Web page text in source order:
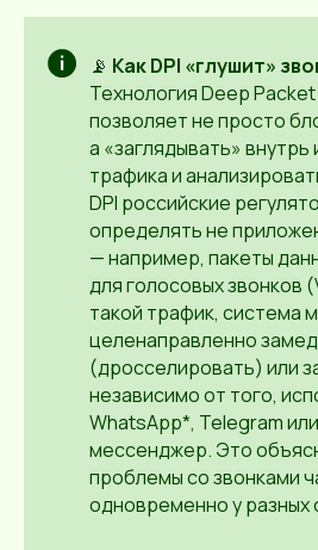
📡 Как DPI «глушит»
Технология Deep
позволяет не просто
а «заглядывать»
трафика и
DPI российские
определять не
— например, пакеты
для голосовых звонков
такой трафик, система
целенаправленно
(дросселировать) или
независимо от того,
WhatsApp*, Telegram
мессенджер. Это
проблемы со звонками
одновременно у разных